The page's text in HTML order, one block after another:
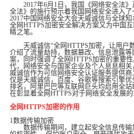
2017年6月1日，我国《网络安全法》
全法》的施行预示着我国网络安全进入
2017中国网络安全大会天威诚信与全球
全网HTTPS加密安全解决方案又为中国
睛之笔。
天威诚信“全网HTTPS加密，让用户
介绍了流量劫持，数据篡改、信息泄露
案，同时强调了全网HTTPS加密的重要
代，网络安全与国家企业及个人息息相
威诚信作为可信网络安全认证服务提供
仅是天威诚信，百度、谷歌等搜索引擎
排名，阿里巴巴等互联网巨头均启用全
在彰显着全网HTTPS对于网络安全发展的
全网HTTPS加密的作用
1数据传输加密
数据传输期间，建立起安全信息传输